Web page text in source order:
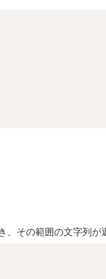
その範囲の文字列が